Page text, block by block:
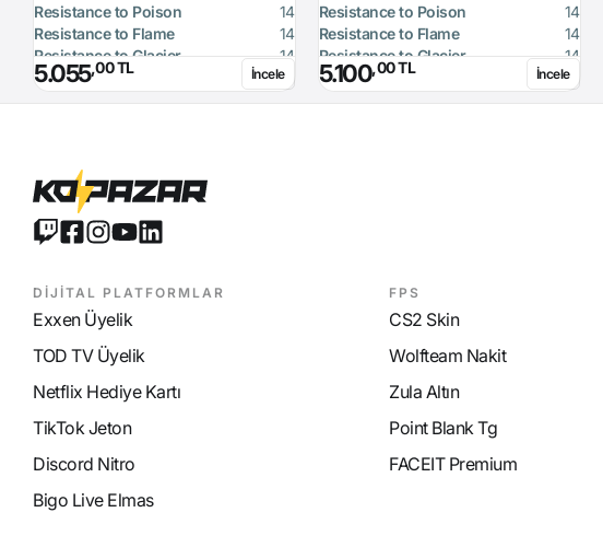
Resistance to Poison
14
Resistance to Flame
14
Resistance to Glacier
14
Resistance to Lighting
14
5.055,00 TL İncele
Resistance to Poison
14
Resistance to Flame
14
Resistance to Glacier
14
Resistance to Lighting
14
5.100,00 TL İncele
DİJİTAL PLATFORMLAR
Exxen Üyelik
TOD TV Üyelik
Netflix Hediye Kartı
TikTok Jeton
Discord Nitro
Bigo Live Elmas
FPS
CS2 Skin
Wolfteam Nakit
Zula Altın
Point Blank Tg
FACEIT Premium